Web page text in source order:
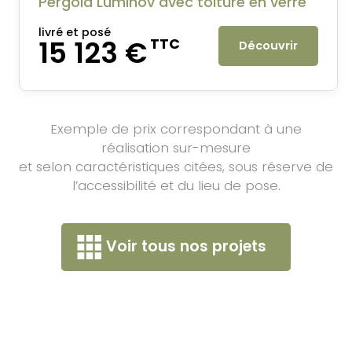
livré et posé
15 123 €TTC Découvrir
Exemple de prix correspondant à une
réalisation sur-mesure
et selon caractéristiques citées, sous réserve de
l’accessibilité et du lieu de pose.
Voir tous nos projets